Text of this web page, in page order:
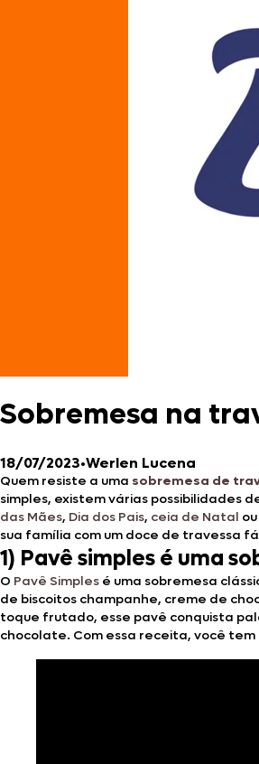
Sobremesa na
18/07/2023•Werlen Lucena
Quem resiste a uma sobremesa de
simples, existem várias possibilidades
das Mães, Dia dos Pais, ceia de Natal ou
sua família com um doce de travessa
1) Pavê simples é uma
O Pavê Simples é uma sobremesa
de biscoitos champanhe, creme de
toque frutado, esse pavê conquista
chocolate. Com essa receita, você